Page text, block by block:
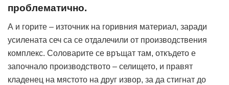
проблематично.
А и горите – източник на горивния материал, заради
усилената сеч са се отдалечили от производствения
комплекс. Соловарите се връщат там, откъдето е
започнало производството – селището, и правят
кладенец на мястото на друг извор, за да стигнат до